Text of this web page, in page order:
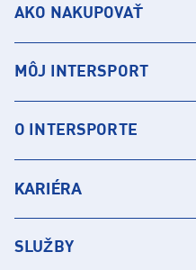
AKO NAKUPOVAŤ
MÔJ INTERSPORT
O INTERSPORTE
KARIÉRA
SLUŽBY